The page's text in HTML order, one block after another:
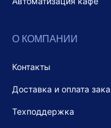
О КОМПАНИИ
Контакты
Доставка и оплата
Техподдержка